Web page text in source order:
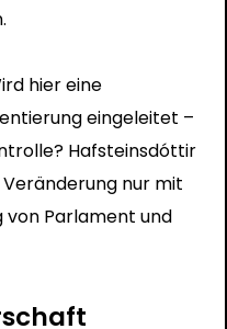
hier eine
eingeleitet –
Hafsteinsdóttir
nur mit
von Parlament und